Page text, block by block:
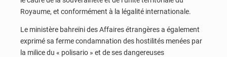
Royaume, et conformément à la légalité internationale.
Le ministère bahreïni des Affaires étrangères a également
exprimé sa ferme condamnation des hostilités menées par
la milice du « polisario » et de ses dangereuses